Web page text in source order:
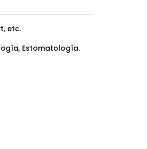
etc.
Estomatología.